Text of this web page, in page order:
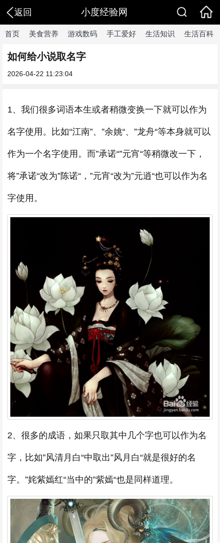
返回 小度经验网
首页 美食营养 游戏数码 手工爱好 生活知识 生活百科
如何给小说取名字
2026-04-22 11:23:04
1、我们很多词语本生或者稍微变换一下就可以作为
名字使用。比如“江南”、”余姚“、”龙舟“等本身就可以
作为一个名字使用。而”承诺“”元宵“等稍微改一下，
将”承诺“改为”陈诺“，”元宵“改为”元逍“也可以作为名
字使用。
2、很多的成语，如果只取其中几个字也可以作为名
字，比如”风清月白“中取出”风月白“就是很好的名
字。”姹紫嫣红“当中的”紫嫣“也是同样道理。